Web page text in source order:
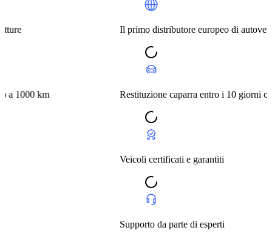
Il primo distributore europeo di autovetture
Restituzione caparra entro i 10 giorni o a 1000 km
Veicoli certificati e garantiti
Supporto da parte di esperti